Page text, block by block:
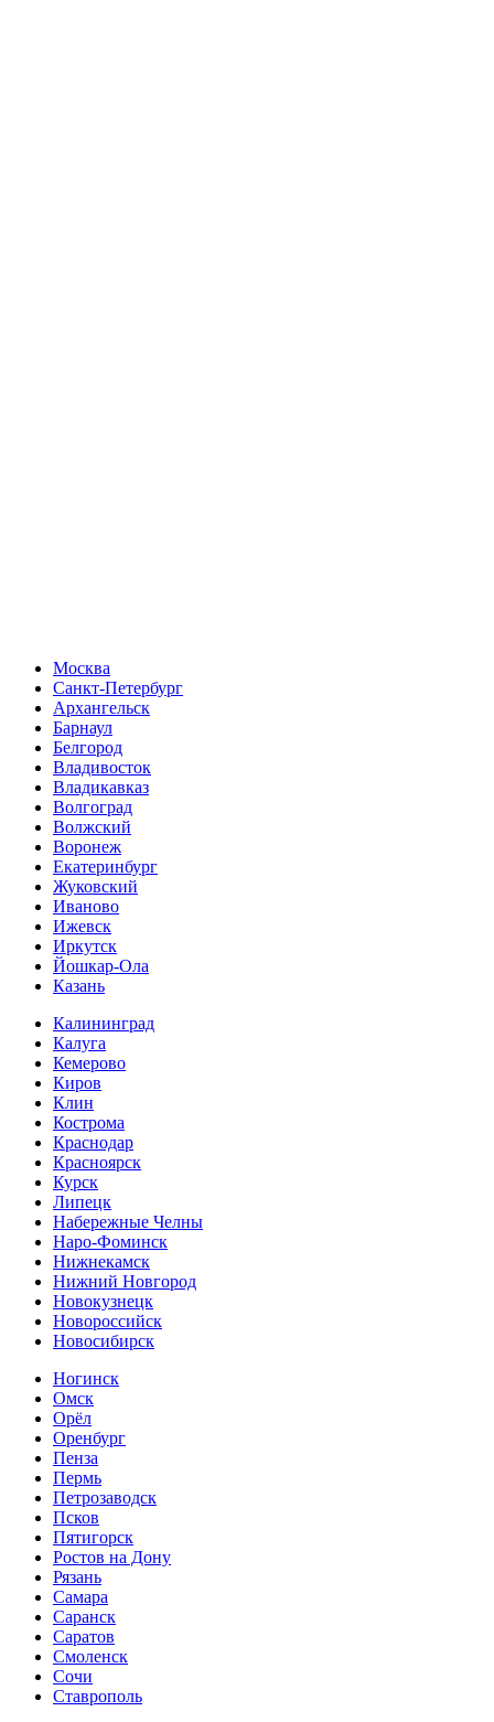
Москва
Санкт-Петербург
Архангельск
Барнаул
Белгород
Владивосток
Владикавказ
Волгоград
Волжский
Воронеж
Екатеринбург
Жуковский
Иваново
Ижевск
Иркутск
Йошкар-Ола
Казань
Калининград
Калуга
Кемерово
Киров
Клин
Кострома
Краснодар
Красноярск
Курск
Липецк
Набережные Челны
Наро-Фоминск
Нижнекамск
Нижний Новгород
Новокузнецк
Новороссийск
Новосибирск
Ногинск
Омск
Орёл
Оренбург
Пенза
Пермь
Петрозаводск
Псков
Пятигорск
Ростов на Дону
Рязань
Самара
Саранск
Саратов
Смоленск
Сочи
Ставрополь